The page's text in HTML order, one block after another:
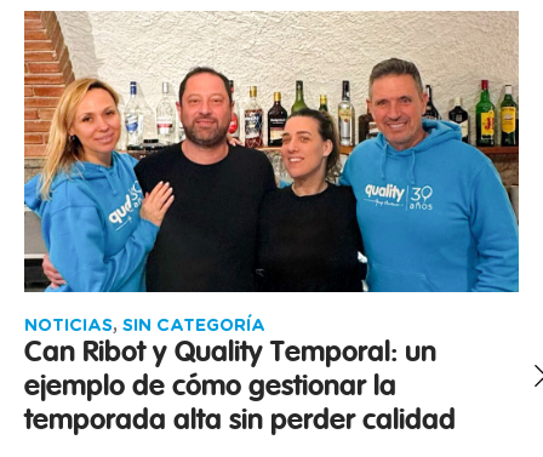
NOTICIAS, SIN CATEGORÍA
Can Ribot y Quality Temporal: un
ejemplo de cómo gestionar la
temporada alta sin perder calidad